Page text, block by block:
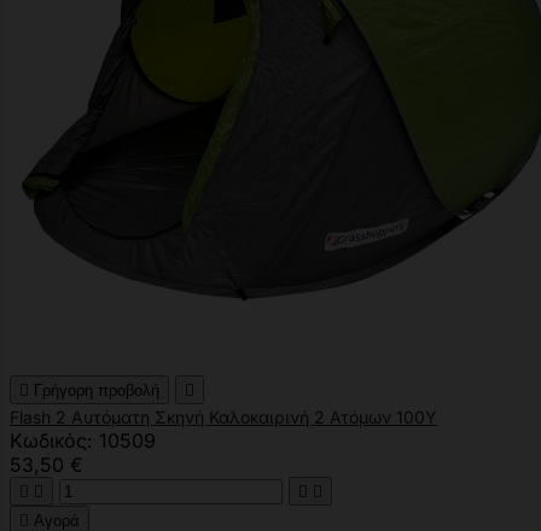
 Γρήγορη προβολή 
Flash 2 Αυτόματη Σκηνή Καλοκαιρινή 2 Ατόμων 100Υ
Κωδικός: 10509
53,50 €
   
 Αγορά